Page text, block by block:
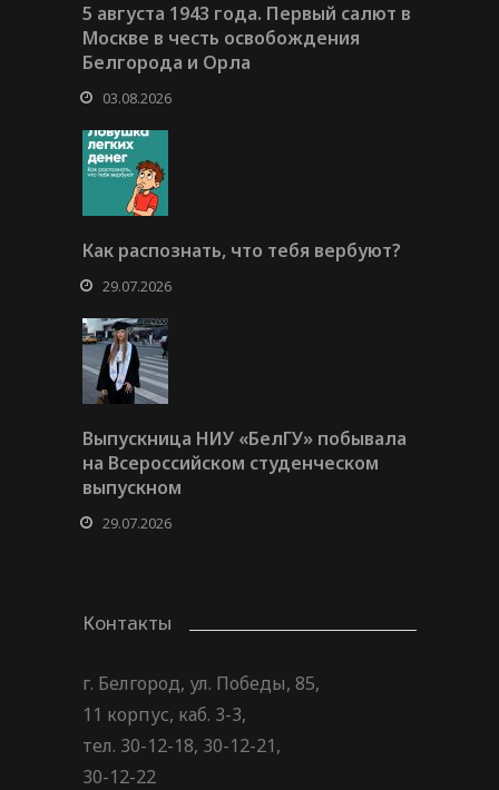
5 августа 1943 года. Первый салют в
Москве в честь освобождения
Белгорода и Орла
03.08.2026
Как распознать, что тебя вербуют?
29.07.2026
Выпускница НИУ «БелГУ» побывала
на Всероссийском студенческом
выпускном
29.07.2026
Контакты
г. Белгород, ул. Победы, 85,
11 корпус, каб. 3-3,
тел. 30-12-18, 30-12-21,
30-12-22